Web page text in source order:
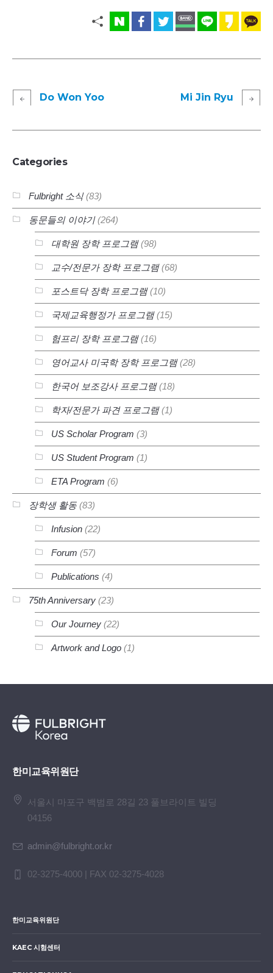
Do Won Yoo Mi Jin Ryu
Categories
Fulbright 소식(83)
동문들의 이야기(264)
대학원 장학 프로그램(98)
교수/전문가 장학 프로그램(68)
포스트닥 장학 프로그램(10)
국제교육행정가 프로그램(15)
험프리 장학 프로그램(16)
영어교사 미국학 장학 프로그램(28)
한국어 보조강사 프로그램(18)
학자/전문가 파견 프로그램(1)
US Scholar Program (3)
US Student Program (1)
ETA Program (6)
장학생 활동 (83)
Infusion (22)
Forum (57)
Publications (4)
75th Anniversary (23)
Our Journey (22)
Artwork and Logo (1)
한미교육위원단
서울시 마포구 백범로 28길 23 풀브라이트 빌딩
04156
admin@fulbright.or.kr
02-3275-4000 | FAX 02-3275-4028
한미교육위원단
KAEC 시험센터